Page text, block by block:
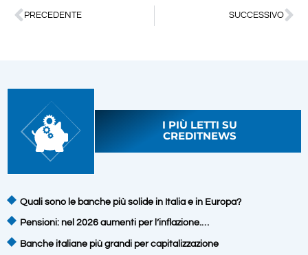
PRECEDENTE SUCCESSIVO
I PIÙ LETTI SU
CREDITNEWS
Quali sono le banche più solide in Italia e in Europa?
Pensioni: nel 2026 aumenti per l’inflazione.…
Banche italiane più grandi per capitalizzazione